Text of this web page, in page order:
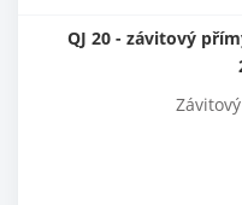
QJ 20 - závitový